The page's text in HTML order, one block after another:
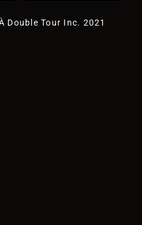
Double Tour Inc. 2021